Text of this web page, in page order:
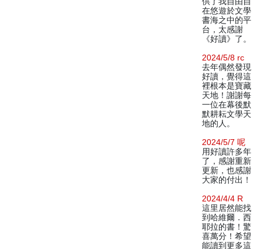
在悠遊於文學
書海之中的平
台，太感謝
《好讀》了。
2024/5/8 rc
去年偶然發現
好讀，覺得這
裡根本是寶藏
天地！謝謝每
一位在幕後默
默耕耘文學天
地的人。
2024/5/7 呢
用好讀許多年
了，感謝重新
更新，也感謝
大家的付出！
2024/4/4 R
這里居然能找
到哈維爾．西
耶拉的書！驚
喜萬分！希望
能讀到更多這